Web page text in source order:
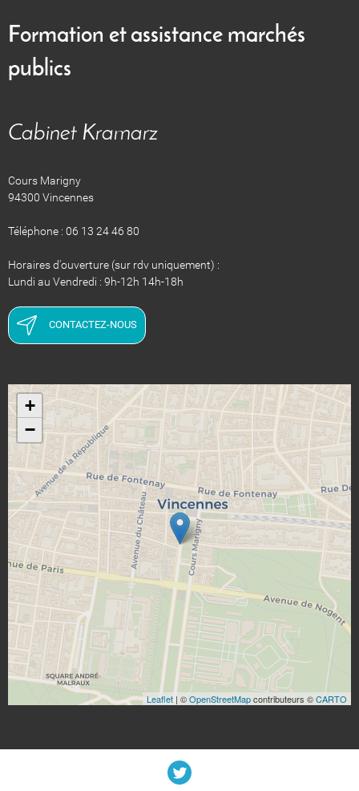
Formation et assistance marchés
publics
Cabinet Kramarz
Cours Marigny
94300 Vincennes
Téléphone : 06 13 24 46 80
Horaires d'ouverture (sur rdv uniquement) :
Lundi au Vendredi : 9h-12h 14h-18h
CONTACTEZ-NOUS
+
−
Leaflet | ©OpenStreetMapcontributeurs ©CARTO